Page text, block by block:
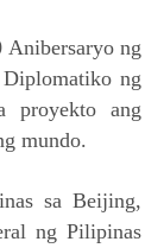
Anibersaryo ng
Diplomatiko ng
proyekto ang
mundo.
sa Beijing,
ng Pilipinas